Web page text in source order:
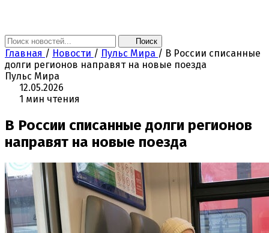
Поиск
Главная / Новости / Пульс Мира / В России списанные
долги регионов направят на новые поезда
Пульс Мира
12.05.2026
1 мин чтения
В России списанные долги регионов
направят на новые поезда